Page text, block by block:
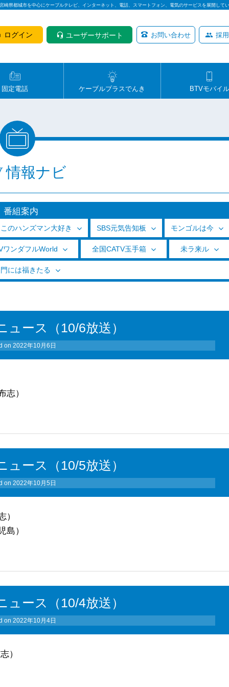
崎県都城市を中心にケーブルテレビ、インターネット、電話、スマートフォン、電気のサービスを展開して
ログイン ユーザーサポート お問い合わせ 採
固定電話 ケーブルプラスでんき BTVモバイ
情報ナビ
番組案内
のハンズマン大好き SBS元気告知板 モンゴルは今
ワンダフルWorld 全国CATV玉手箱 未ラ来ル
には福きたる
ース（10/6放送）
on2022年10月6日
志）
ース（10/5放送）
on2022年10月5日
）
ース（10/4放送）
on2022年10月4日
）